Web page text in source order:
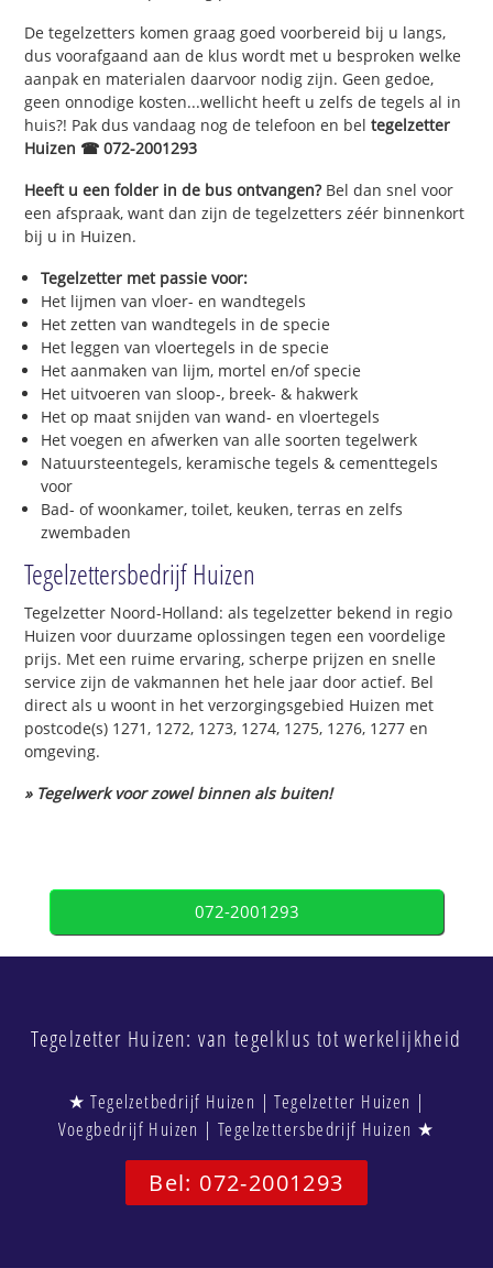
De tegelzetters komen graag goed voorbereid bij u langs,
dus voorafgaand aan de klus wordt met u besproken welke
aanpak en materialen daarvoor nodig zijn. Geen gedoe,
geen onnodige kosten...wellicht heeft u zelfs de tegels al in
huis?! Pak dus vandaag nog de telefoon en beltegelzetter
Huizen ☎ 072-2001293
Heeft u een folder in de bus ontvangen?Bel dan snel voor
een afspraak, want dan zijn de tegelzetters zéér binnenkort
bij u in Huizen.
Tegelzetter met passie voor:
Het lijmen van vloer- en wandtegels
Het zetten van wandtegels in de specie
Het leggen van vloertegels in de specie
Het aanmaken van lijm, mortel en/of specie
Het uitvoeren van sloop-, breek- & hakwerk
Het op maat snijden van wand- en vloertegels
Het voegen en afwerken van alle soorten tegelwerk
Natuursteentegels, keramische tegels & cementtegels
voor
Bad- of woonkamer, toilet, keuken, terras en zelfs
zwembaden
Tegelzettersbedrijf Huizen
Tegelzetter Noord-Holland: als tegelzetter bekend in regio
Huizen voor duurzame oplossingen tegen een voordelige
prijs. Met een ruime ervaring, scherpe prijzen en snelle
service zijn de vakmannen het hele jaar door actief. Bel
direct als u woont in het verzorgingsgebied Huizen met
postcode(s) 1271, 1272, 1273, 1274, 1275, 1276, 1277 en
omgeving.
» Tegelwerk voor zowel binnen als buiten!
072-2001293
Tegelzetter Huizen: van tegelklus tot werkelijkheid
★ Tegelzetbedrijf Huizen | Tegelzetter Huizen |
Voegbedrijf Huizen | Tegelzettersbedrijf Huizen ★
Bel: 072-2001293